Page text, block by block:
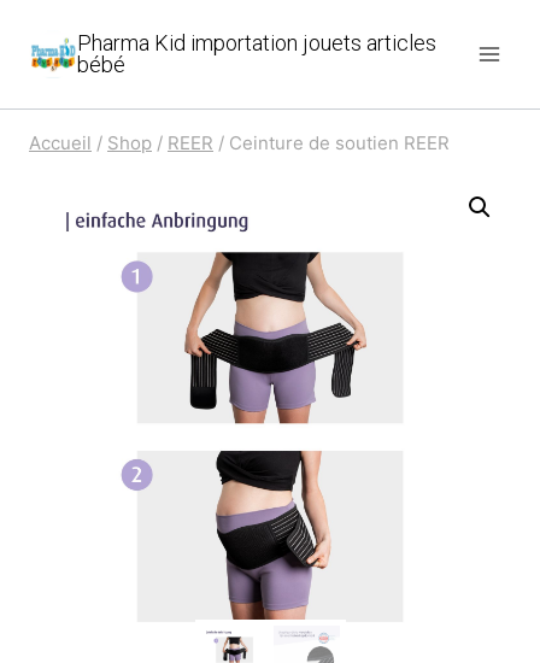
Pharma Kid importation jouets articles
bébé
Accueil / Shop / REER / Ceinture de soutien REER